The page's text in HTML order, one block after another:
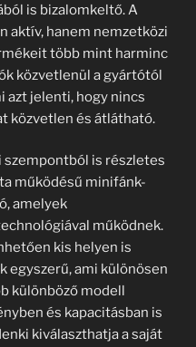
is bizalomkeltő. A
aktív, hanem nemzetközi
több mint harminc
közvetlenül a gyártótól
azt jelenti, hogy nincs
közvetlen és átlátható.
is részletes
működésű minifánk-
amelyek
működnek.
kis helyen is
egyszerű, ami különösen
különböző modell
és kapacitásban is
kiválaszthatja a saját